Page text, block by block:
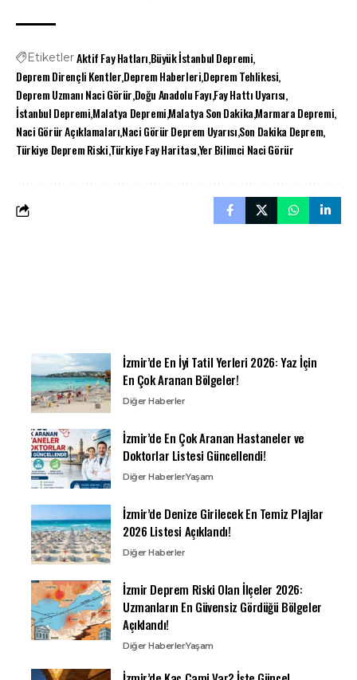
EtiketlerAktif Fay HatlarıBüyük İstanbul Depremi
Deprem Dirençli KentlerDeprem HaberleriDeprem Tehlikesi
Deprem Uzmanı Naci GörürDoğu Anadolu FayıFay Hattı Uyarısı
İstanbul DepremiMalatya DepremiMalatya Son DakikaMarmara Depremi
Naci Görür AçıklamalarıNaci Görür Deprem UyarısıSon Dakika Deprem
Türkiye Deprem RiskiTürkiye Fay HaritasıYer Bilimci Naci Görür
İzmir’de En İyi Tatil Yerleri 2026: Yaz İçin
En Çok Aranan Bölgeler!
Diğer Haberler
İzmir’de En Çok Aranan Hastaneler ve
Doktorlar Listesi Güncellendi!
Diğer HaberlerYaşam
İzmir’de Denize Girilecek En Temiz Plajlar
2026 Listesi Açıklandı!
Diğer Haberler
İzmir Deprem Riski Olan İlçeler 2026:
Uzmanların En Güvensiz Gördüğü Bölgeler
Açıklandı!
Diğer HaberlerYaşam